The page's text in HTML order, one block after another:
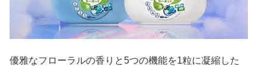
優雅なフローラルの香りと5つの機能を1粒に凝縮した